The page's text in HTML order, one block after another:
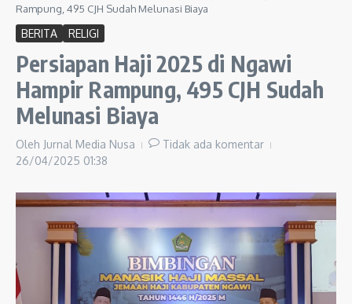
Rampung, 495 CJH Sudah Melunasi Biaya
BERITA RELIGI
Persiapan Haji 2025 di Ngawi
Hampir Rampung, 495 CJH Sudah
Melunasi Biaya
Oleh Jurnal Media Nusa
Tidak ada komentar
26/04/2025 01:38